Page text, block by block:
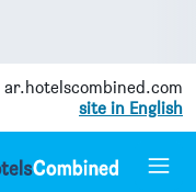
ar.hotelscombined.com
site in English